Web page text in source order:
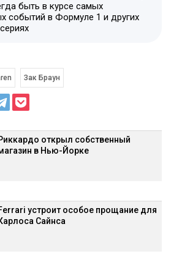
быть в курсе самых
событий в Формуле 1 и других
Зак Браун
открыл собственный
в Нью-Йорке
устроит особое прощание для
Сайнса